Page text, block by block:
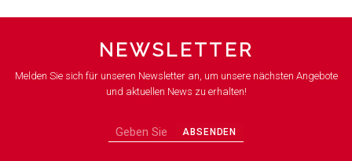
NEWSLETTER
Melden Sie sich für unseren Newsletter an, um unsere nächsten Angebote
und aktuellen News zu erhalten!
ABSENDEN